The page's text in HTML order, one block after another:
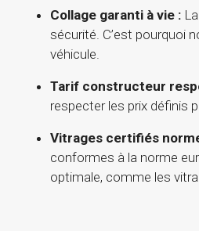
Collage garanti à vie :
sécurité. C’est pourquoi
véhicule.
Tarif constructeur
respecter les prix définis
Vitrages certifiés
conformes à la norme
optimale, comme les